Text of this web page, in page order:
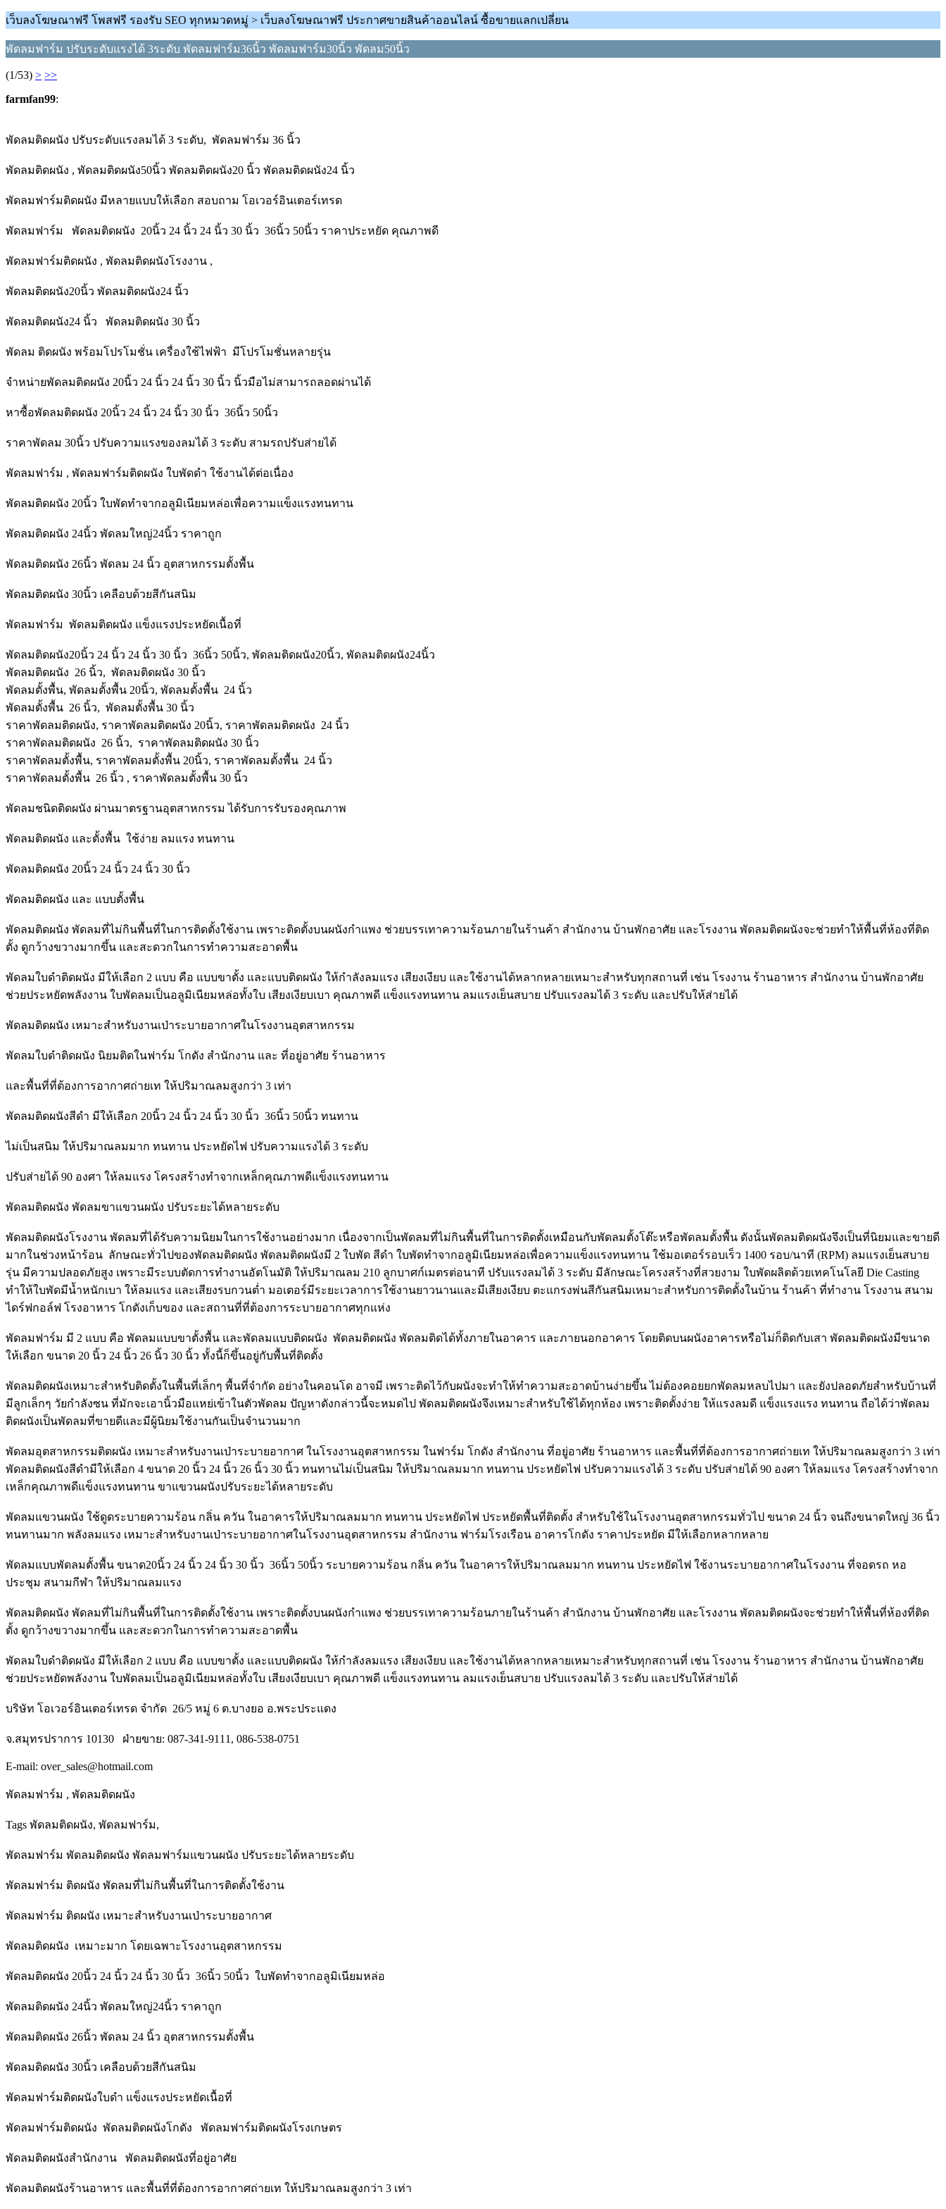
เว็บลงโฆษณาฟรี โพสฟรี รองรับ SEO ทุกหมวดหมู่ > เว็บลงโฆษณาฟรี ประกาศขายสินค้าออนไลน์ ซื้อขายแลกเปลี่ยน
พัดลมฟาร์ม ปรับระดับแรงได้ 3ระดับ พัดลมฟาร์ม36นิ้ว พัดลมฟาร์ม30นิ้ว พัดลม50นิ้ว
(1/53) > >>
farmfan99:
พัดลมติดผนัง ปรับระดับแรงลมได้ 3 ระดับ, พัดลมฟาร์ม 36 นิ้ว
พัดลมติดผนัง , พัดลมติดผนัง50นิ้ว พัดลมติดผนัง20 นิ้ว พัดลมติดผนัง24 นิ้ว
พัดลมฟาร์มติดผนัง มีหลายแบบให้เลือก สอบถาม โอเวอร์อินเตอร์เทรด
พัดลมฟาร์ม พัดลมติดผนัง 20นิ้ว 24 นิ้ว 24 นิ้ว 30 นิ้ว 36นิ้ว 50นิ้ว ราคาประหยัด คุณภาพดี
พัดลมฟาร์มติดผนัง , พัดลมติดผนังโรงงาน ,
พัดลมติดผนัง20นิ้ว พัดลมติดผนัง24 นิ้ว
พัดลมติดผนัง24 นิ้ว พัดลมติดผนัง 30 นิ้ว
พัดลม ติดผนัง พร้อมโปรโมชั่น เครื่องใช้ไฟฟ้า มีโปรโมชั่นหลายรุ่น
จำหน่ายพัดลมติดผนัง 20นิ้ว 24 นิ้ว 24 นิ้ว 30 นิ้ว นิ้วมือไม่สามารถลอดผ่านได้
หาซื้อพัดลมติดผนัง 20นิ้ว 24 นิ้ว 24 นิ้ว 30 นิ้ว 36นิ้ว 50นิ้ว
ราคาพัดลม 30นิ้ว ปรับความแรงของลมได้ 3 ระดับ สามรถปรับส่ายได้
พัดลมฟาร์ม , พัดลมฟาร์มติดผนัง ใบพัดดำ ใช้งานได้ต่อเนื่อง
พัดลมติดผนัง 20นิ้ว ใบพัดทำจากอลูมิเนียมหล่อเพื่อความแข็งแรงทนทาน
พัดลมติดผนัง 24นิ้ว พัดลมใหญ่24นิ้ว ราคาถูก
พัดลมติดผนัง 26นิ้ว พัดลม 24 นิ้ว อุตสาหกรรมตั้งพื้น
พัดลมติดผนัง 30นิ้ว เคลือบด้วยสีกันสนิม
พัดลมฟาร์ม พัดลมติดผนัง แข็งแรงประหยัดเนื้อที่
พัดลมติดผนัง20นิ้ว 24 นิ้ว 24 นิ้ว 30 นิ้ว 36นิ้ว 50นิ้ว, พัดลมติดผนัง20นิ้ว, พัดลมติดผนัง24นิ้ว
พัดลมติดผนัง 26 นิ้ว, พัดลมติดผนัง 30 นิ้ว
พัดลมตั้งพื้น, พัดลมตั้งพื้น 20นิ้ว, พัดลมตั้งพื้น 24 นิ้ว
พัดลมตั้งพื้น 26 นิ้ว, พัดลมตั้งพื้น 30 นิ้ว
ราคาพัดลมติดผนัง, ราคาพัดลมติดผนัง 20นิ้ว, ราคาพัดลมติดผนัง 24 นิ้ว
ราคาพัดลมติดผนัง 26 นิ้ว, ราคาพัดลมติดผนัง 30 นิ้ว
ราคาพัดลมตั้งพื้น, ราคาพัดลมตั้งพื้น 20นิ้ว, ราคาพัดลมตั้งพื้น 24 นิ้ว
ราคาพัดลมตั้งพื้น 26 นิ้ว , ราคาพัดลมตั้งพื้น 30 นิ้ว
พัดลมชนิดติดผนัง ผ่านมาตรฐานอุตสาหกรรม ได้รับการรับรองคุณภาพ
พัดลมติดผนัง และตั้งพื้น ใช้ง่าย ลมแรง ทนทาน
พัดลมติดผนัง 20นิ้ว 24 นิ้ว 24 นิ้ว 30 นิ้ว
พัดลมติดผนัง และ แบบตั้งพื้น
พัดลมติดผนัง พัดลมที่ไม่กินพื้นที่ในการติดตั้งใช้งาน เพราะติดตั้งบนผนังกำแพง ช่วยบรรเทาความร้อนภายในร้านค้า สำนักงาน บ้านพักอาศัย และโรงงาน พัดลมติดผนังจะช่วยทำให้พื้นที่ห้องที่ติด
ตั้ง ดูกว้างขวางมากขึ้น และสะดวกในการทำความสะอาดพื้น
พัดลมใบดำติดผนัง มีให้เลือก 2 แบบ คือ แบบขาตั้ง และแบบติดผนัง ให้กำลังลมแรง เสียงเงียบ และใช้งานได้หลากหลายเหมาะสำหรับทุกสถานที่ เช่น โรงงาน ร้านอาหาร สำนักงาน บ้านพักอาศัย
ช่วยประหยัดพลังงาน ใบพัดลมเป็นอลูมิเนียมหล่อทั้งใบ เสียงเงียบเบา คุณภาพดี แข็งแรงทนทาน ลมแรงเย็นสบาย ปรับแรงลมได้ 3 ระดับ และปรับให้ส่ายได้
พัดลมติดผนัง เหมาะสำหรับงานเป่าระบายอากาศในโรงงานอุตสาหกรรม
พัดลมใบดำติดผนัง นิยมติดในฟาร์ม โกดัง สำนักงาน และ ที่อยู่อาศัย ร้านอาหาร
และพื้นที่ที่ต้องการอากาศถ่ายเท ให้ปริมาณลมสูงกว่า 3 เท่า
พัดลมติดผนังสีดำ มีให้เลือก 20นิ้ว 24 นิ้ว 24 นิ้ว 30 นิ้ว 36นิ้ว 50นิ้ว ทนทาน
ไม่เป็นสนิม ให้ปริมาณลมมาก ทนทาน ประหยัดไฟ ปรับความแรงได้ 3 ระดับ
ปรับส่ายได้ 90 องศา ให้ลมแรง โครงสร้างทำจากเหล็กคุณภาพดีแข็งแรงทนทาน
พัดลมติดผนัง พัดลมขาแขวนผนัง ปรับระยะได้หลายระดับ
พัดลมติดผนังโรงงาน พัดลมที่ได้รับความนิยมในการใช้งานอย่างมาก เนื่องจากเป็นพัดลมที่ไม่กินพื้นที่ในการติดตั้งเหมือนกับพัดลมตั้งโต๊ะหรือพัดลมตั้งพื้น ดังนั้นพัดลมติดผนังจึงเป็นที่นิยมและขายดี
มากในช่วงหน้าร้อน ลักษณะทั่วไปของพัดลมติดผนัง พัดลมติดผนังมี 2 ใบพัด สีดำ ใบพัดทำจากอลูมิเนียมหล่อเพื่อความแข็งแรงทนทาน ใช้มอเตอร์รอบเร็ว 1400 รอบ/นาที (RPM) ลมแรงเย็นสบาย
รุ่น มีความปลอดภัยสูง เพราะมีระบบตัดการทำงานอัตโนมัติ ให้ปริมาณลม 210 ลูกบาศก์เมตรต่อนาที ปรับแรงลมได้ 3 ระดับ มีลักษณะโครงสร้างที่สวยงาม ใบพัดผลิตด้วยเทคโนโลยี Die Casting
ทำให้ใบพัดมีน้ำหนักเบา ให้ลมแรง และเสียงรบกวนต่ำ มอเตอร์มีระยะเวลาการใช้งานยาวนานและมีเสียงเงียบ ตะแกรงพ่นสีกันสนิมเหมาะสำหรับการติดตั้งในบ้าน ร้านค้า ที่ทำงาน โรงงาน สนาม
ไดร์ฟกอล์ฟ โรงอาหาร โกดังเก็บของ และสถานที่ที่ต้องการระบายอากาศทุกแห่ง
พัดลมฟาร์ม มี 2 แบบ คือ พัดลมแบบขาตั้งพื้น และพัดลมแบบติดผนัง พัดลมติดผนัง พัดลมติดได้ทั้งภายในอาคาร และภายนอกอาคาร โดยติดบนผนังอาคารหรือไม่ก็ติดกับเสา พัดลมติดผนังมีขนาด
ให้เลือก ขนาด 20 นิ้ว 24 นิ้ว 26 นิ้ว 30 นิ้ว ทั้งนี้ก็ขึ้นอยู่กับพื้นที่ติดตั้ง
พัดลมติดผนังเหมาะสำหรับติดตั้งในพื้นที่เล็กๆ พื้นที่จำกัด อย่างในคอนโด อาจมี เพราะติดไว้กับผนังจะทำให้ทำความสะอาดบ้านง่ายขึ้น ไม่ต้องคอยยกพัดลมหลบไปมา และยังปลอดภัยสำหรับบ้านที่
มีลูกเล็กๆ วัยกำลังซน ที่มักจะเอานิ้วมือแหย่เข้าในตัวพัดลม ปัญหาดังกล่าวนี้จะหมดไป พัดลมติดผนังจึงเหมาะสำหรับใช้ได้ทุกห้อง เพราะติดตั้งง่าย ให้แรงลมดี แข็งแรงแรง ทนทาน ถือได้ว่าพัดลม
ติดผนังเป็นพัดลมที่ขายดีและมีผู้นิยมใช้งานกันเป็นจำนวนมาก
พัดลมอุตสาหกรรมติดผนัง เหมาะสำหรับงานเป่าระบายอากาศ ในโรงงานอุตสาหกรรม ในฟาร์ม โกดัง สำนักงาน ที่อยู่อาศัย ร้านอาหาร และพื้นที่ที่ต้องการอากาศถ่ายเท ให้ปริมาณลมสูงกว่า 3 เท่า
พัดลมติดผนังสีดำมีให้เลือก 4 ขนาด 20 นิ้ว 24 นิ้ว 26 นิ้ว 30 นิ้ว ทนทานไม่เป็นสนิม ให้ปริมาณลมมาก ทนทาน ประหยัดไฟ ปรับความแรงได้ 3 ระดับ ปรับส่ายได้ 90 องศา ให้ลมแรง โครงสร้างทำจาก
เหล็กคุณภาพดีแข็งแรงทนทาน ขาแขวนผนังปรับระยะได้หลายระดับ
พัดลมแขวนผนัง ใช้ดูดระบายความร้อน กลิ่น ควัน ในอาคารให้ปริมาณลมมาก ทนทาน ประหยัดไฟ ประหยัดพื้นที่ติดตั้ง สำหรับใช้ในโรงงานอุตสาหกรรมทั่วไป ขนาด 24 นิ้ว จนถึงขนาดใหญ่ 36 นิ้ว
ทนทานมาก พลังลมแรง เหมาะสำหรับงานเป่าระบายอากาศในโรงงานอุตสาหกรรม สำนักงาน ฟาร์มโรงเรือน อาคารโกดัง ราคาประหยัด มีให้เลือกหลากหลาย
พัดลมแบบพัดลมตั้งพื้น ขนาด20นิ้ว 24 นิ้ว 24 นิ้ว 30 นิ้ว 36นิ้ว 50นิ้ว ระบายความร้อน กลิ่น ควัน ในอาคารให้ปริมาณลมมาก ทนทาน ประหยัดไฟ ใช้งานระบายอากาศในโรงงาน ที่จอดรถ หอ
ประชุม สนามกีฬา ให้ปริมาณลมแรง
พัดลมติดผนัง พัดลมที่ไม่กินพื้นที่ในการติดตั้งใช้งาน เพราะติดตั้งบนผนังกำแพง ช่วยบรรเทาความร้อนภายในร้านค้า สำนักงาน บ้านพักอาศัย และโรงงาน พัดลมติดผนังจะช่วยทำให้พื้นที่ห้องที่ติด
ตั้ง ดูกว้างขวางมากขึ้น และสะดวกในการทำความสะอาดพื้น
พัดลมใบดำติดผนัง มีให้เลือก 2 แบบ คือ แบบขาตั้ง และแบบติดผนัง ให้กำลังลมแรง เสียงเงียบ และใช้งานได้หลากหลายเหมาะสำหรับทุกสถานที่ เช่น โรงงาน ร้านอาหาร สำนักงาน บ้านพักอาศัย
ช่วยประหยัดพลังงาน ใบพัดลมเป็นอลูมิเนียมหล่อทั้งใบ เสียงเงียบเบา คุณภาพดี แข็งแรงทนทาน ลมแรงเย็นสบาย ปรับแรงลมได้ 3 ระดับ และปรับให้ส่ายได้
บริษัท โอเวอร์อินเตอร์เทรด จำกัด 26/5 หมู่ 6 ต.บางยอ อ.พระประแดง
จ.สมุทรปราการ 10130 ฝ่ายขาย: 087-341-9111, 086-538-0751
E-mail: over_sales@hotmail.com
พัดลมฟาร์ม , พัดลมติดผนัง
Tags พัดลมติดผนัง, พัดลมฟาร์ม,
พัดลมฟาร์ม พัดลมติดผนัง พัดลมฟาร์มแขวนผนัง ปรับระยะได้หลายระดับ
พัดลมฟาร์ม ติดผนัง พัดลมที่ไม่กินพื้นที่ในการติดตั้งใช้งาน
พัดลมฟาร์ม ติดผนัง เหมาะสำหรับงานเป่าระบายอากาศ
พัดลมติดผนัง เหมาะมาก โดยเฉพาะโรงงานอุตสาหกรรม
พัดลมติดผนัง 20นิ้ว 24 นิ้ว 24 นิ้ว 30 นิ้ว 36นิ้ว 50นิ้ว ใบพัดทำจากอลูมิเนียมหล่อ
พัดลมติดผนัง 24นิ้ว พัดลมใหญ่24นิ้ว ราคาถูก
พัดลมติดผนัง 26นิ้ว พัดลม 24 นิ้ว อุตสาหกรรมตั้งพื้น
พัดลมติดผนัง 30นิ้ว เคลือบด้วยสีกันสนิม
พัดลมฟาร์มติดผนังใบดำ แข็งแรงประหยัดเนื้อที่
พัดลมฟาร์มติดผนัง พัดลมติดผนังโกดัง พัดลมฟาร์มติดผนังโรงเกษตร
พัดลมติดผนังสำนักงาน พัดลมติดผนังที่อยู่อาศัย
พัดลมติดผนังร้านอาหาร และพื้นที่ที่ต้องการอากาศถ่ายเท ให้ปริมาณลมสูงกว่า 3 เท่า